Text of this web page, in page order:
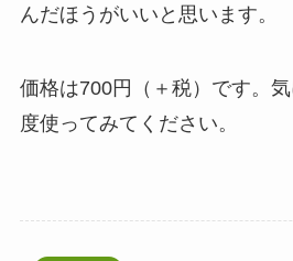
んだほうがいいと思います。
価格は700円（＋税）です。
度使ってみてください。